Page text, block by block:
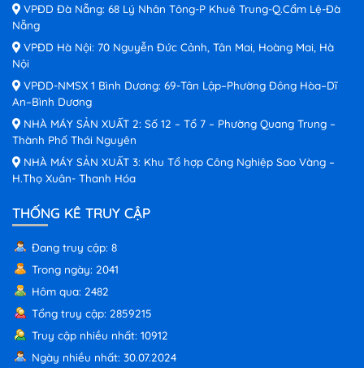
VPĐD Đà Nẵng: 68 Lý Nhân Tông-P Khuê Trung-Q.Cẩm Lệ-Đà
Nẵng
VPĐD Hà Nội: 70 Nguyễn Đức Cảnh, Tân Mai, Hoàng Mai, Hà
Nội
VPĐD-NMSX 1 Bình Dương: 69-Tân Lập–Phường Đông Hòa–Dĩ
An–Bình Dương
NHÀ MÁY SẢN XUẤT 2: Số 12 – Tổ 7 – Phường Quang Trung –
Thành Phố Thái Nguyên
NHÀ MÁY SẢN XUẤT 3: Khu Tổ hợp Công Nghiệp Sao Vàng –
H.Thọ Xuân- Thanh Hóa
THỐNG KÊ TRUY CẬP
Đang truy cập: 8
Trong ngày: 2041
Hôm qua: 2482
Tổng truy cập: 2859215
Truy cập nhiều nhất: 10912
Ngày nhiều nhất: 30.07.2024